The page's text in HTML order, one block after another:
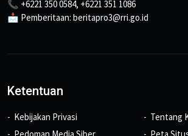
📞 +6221 350 0584, +6221 351 1086
📩 Pemberitaan: beritapro3@rri.go.id
Ketentuan
Kebijakan Privasi
Tentang